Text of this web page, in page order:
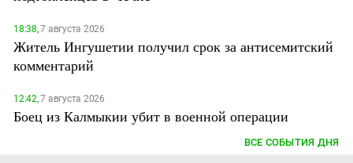
18:38,7 августа 2026
Житель Ингушетии получил срок за антисемитский
комментарий
12:42,7 августа 2026
Боец из Калмыкии убит в военной операции
ВСЕ СОБЫТИЯ ДНЯ